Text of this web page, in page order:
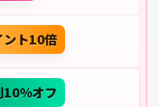
ント10倍
10%オフ